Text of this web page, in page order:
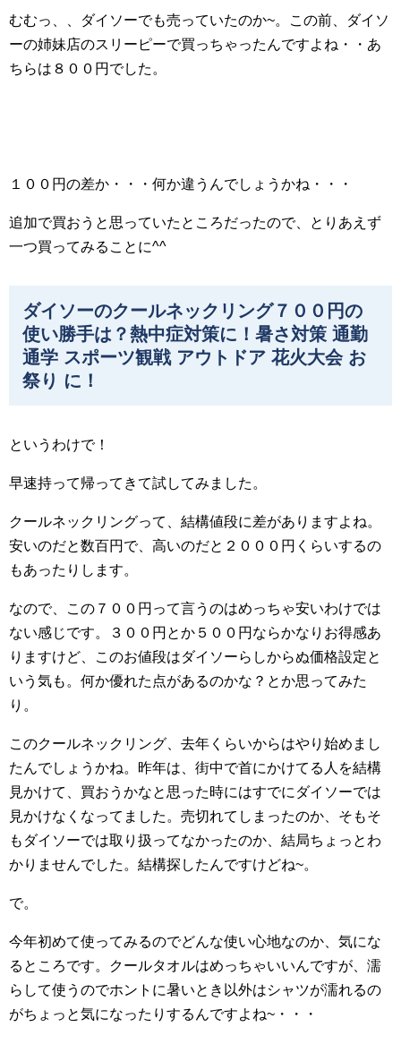
むむっ、、ダイソーでも売っていたのか~。この前、ダイソ
ーの姉妹店のスリーピーで買っちゃったんですよね・・あ
ちらは８００円でした。
１００円の差か・・・何か違うんでしょうかね・・・
追加で買おうと思っていたところだったので、とりあえず
一つ買ってみることに^^
ダイソーのクールネックリング７００円の
使い勝手は？熱中症対策に！暑さ対策 通勤
通学 スポーツ観戦 アウトドア 花火大会 お
祭り に！
というわけで！
早速持って帰ってきて試してみました。
クールネックリングって、結構値段に差がありますよね。
安いのだと数百円で、高いのだと２０００円くらいするの
もあったりします。
なので、この７００円って言うのはめっちゃ安いわけでは
ない感じです。３００円とか５００円ならかなりお得感あ
りますけど、このお値段はダイソーらしからぬ価格設定と
いう気も。何か優れた点があるのかな？とか思ってみた
り。
このクールネックリング、去年くらいからはやり始めまし
たんでしょうかね。昨年は、街中で首にかけてる人を結構
見かけて、買おうかなと思った時にはすでにダイソーでは
見かけなくなってました。売切れてしまったのか、そもそ
もダイソーでは取り扱ってなかったのか、結局ちょっとわ
かりませんでした。結構探したんですけどね~。
で。
今年初めて使ってみるのでどんな使い心地なのか、気にな
るところです。クールタオルはめっちゃいいんですが、濡
らして使うのでホントに暑いとき以外はシャツが濡れるの
がちょっと気になったりするんですよね~・・・